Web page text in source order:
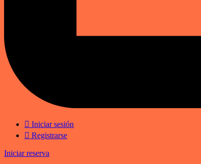
Iniciar sesión
Registrarse
Iniciar reserva